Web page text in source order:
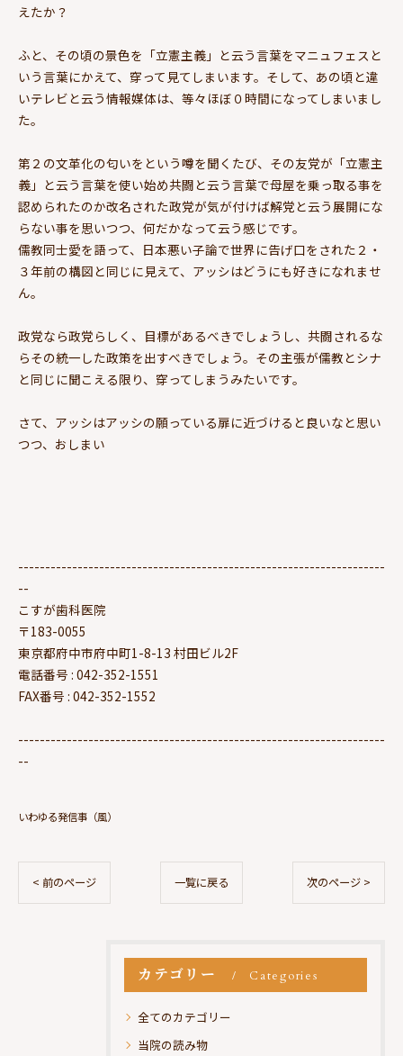
えたか？
ふと、その頃の景色を「立憲主義」と云う言葉をマニュフェスと
いう言葉にかえて、穿って見てしまいます。そして、あの頃と違
いテレビと云う情報媒体は、等々ほぼ０時間になってしまいまし
た。
第２の文革化の匂いをという噂を聞くたび、その友党が「立憲主
義」と云う言葉を使い始め共闘と云う言葉で母屋を乗っ取る事を
認められたのか改名された政党が気が付けば解党と云う展開にな
らない事を思いつつ、何だかなって云う感じです。
儒教同士愛を語って、日本悪い子論で世界に告げ口をされた２・
３年前の構図と同じに見えて、アッシはどうにも好きになれませ
ん。
政党なら政党らしく、目標があるべきでしょうし、共闘されるな
らその統一した政策を出すべきでしょう。その主張が儒教とシナ
と同じに聞こえる限り、穿ってしまうみたいです。
さて、アッシはアッシの願っている扉に近づけると良いなと思い
つつ、おしまい
--------------------------------------------------------------------
--
こすが歯科医院
〒183-0055
東京都府中市府中町1-8-13 村田ビル2F
電話番号 : 042-352-1551
FAX番号 : 042-352-1552
--------------------------------------------------------------------
--
いわゆる発信事（風）
< 前のページ 一覧に戻る 次のページ >
カテゴリー Categories
全てのカテゴリー
当院の読み物